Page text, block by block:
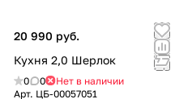
20 990 руб.
Кухня 2,0 Шерлок
0 0
Нет в наличии
Арт. ЦБ-00057051